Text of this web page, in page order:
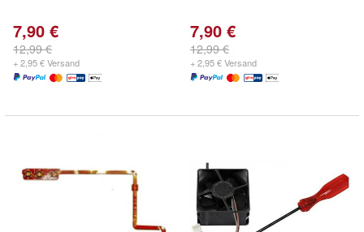
7,90 €
12,99 €
+ 2,95 € Versand
7,90 €
12,99 €
+ 2,95 € Versand